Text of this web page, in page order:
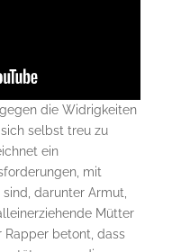
die Widrigkeiten
selbst treu zu
ein
mit
darunter Armut,
Mütter
Rapper betont, dass